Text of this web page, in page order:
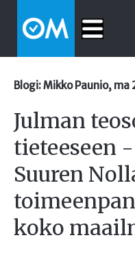
Blogi: Mikko Paunio, ma
Julman
tieteeseen
Suuren
koko